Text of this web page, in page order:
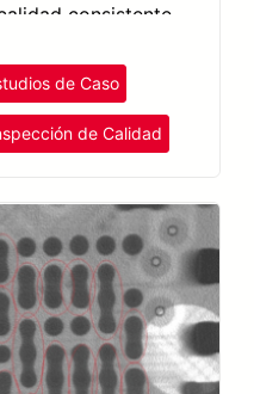
consistente.
de Caso
de Calidad